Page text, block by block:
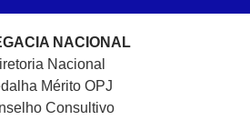
NACIONAL
Nacional
Mérito OPJ
Consultivo